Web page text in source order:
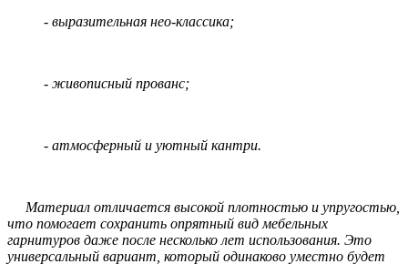
- выразительная нео-классика;
- живописный прованс;
- атмосферный и уютный кантри.
Материал отличается высокой плотностью и упругостью,
что помогает сохранить опрятный вид мебельных
гарнитуров даже после несколько лет использования. Это
универсальный вариант, который одинаково уместно будет